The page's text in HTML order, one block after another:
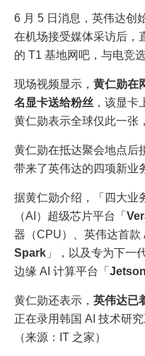
6 月 5 日消息，英伟达创
在机场接受媒体采访后，
的 T1 基地网吧，与电竞
现场视频显示， 黄仁勋在
名显卡送给粉丝 ，该显卡
黄仁勋表示全球仅此一张
黄仁勋在抵达聚会地点后
带来了英伟达的四项新业
据黄仁勋介绍，「四大业
（AI）超级芯片平台「
器（CPU）、英伟达首款
Spark 」，以及专为下一
边缘 AI 计算平台「
黄仁勋还表示， 英伟达已
正在录用韩国 AI 技术研
（来源：IT 之家）